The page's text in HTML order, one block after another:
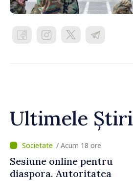
Ultimele Știri
/ Acum 18 ore
Sesiune online pentru
diaspora. Autoritatea